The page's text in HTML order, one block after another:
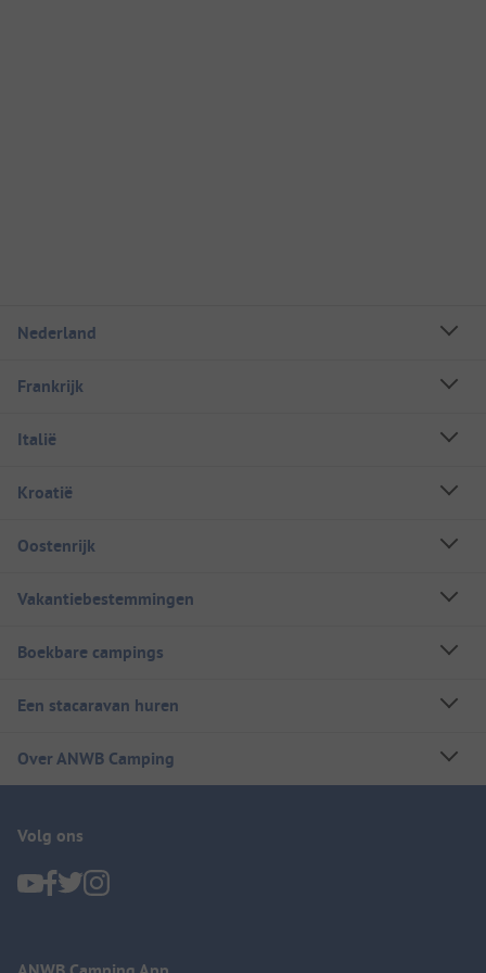
Nederland
Frankrijk
Italië
Kroatië
Oostenrijk
Vakantiebestemmingen
Boekbare campings
Een stacaravan huren
Over ANWB Camping
Volg ons